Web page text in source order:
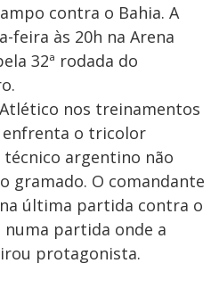
contra o Bahia. A
feira às 20h na Arena
32ª rodada do
nos treinamentos
enfrenta o tricolor
argentino não
gramado. O comandante
última partida contra o
partida onde a
protagonista.